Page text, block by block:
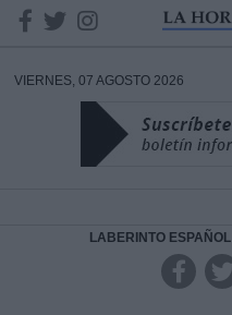
VIERNES, 07 AGOSTO 2026
LABERINTO ESPAÑOL
DATOS
Responsable: